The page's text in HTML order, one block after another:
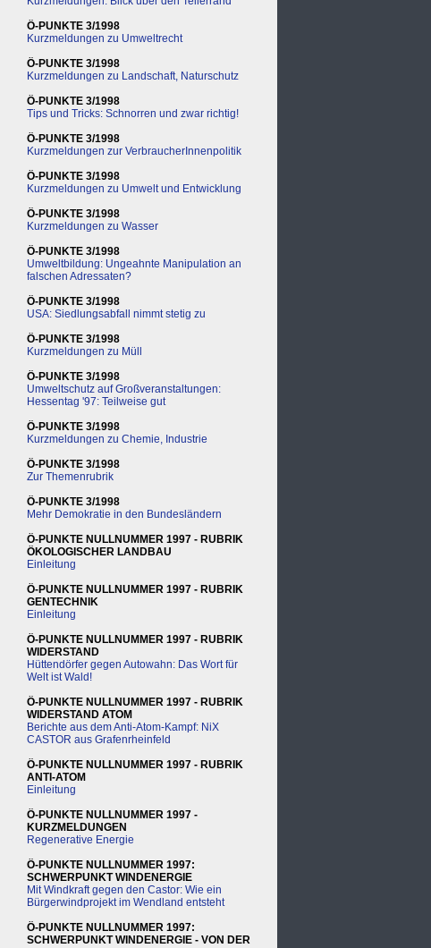
Ö-PUNKTE 3/1998
Kurzmeldungen zu Umweltrecht
Ö-PUNKTE 3/1998
Kurzmeldungen zu Landschaft, Naturschutz
Ö-PUNKTE 3/1998
Tips und Tricks: Schnorren und zwar richtig!
Ö-PUNKTE 3/1998
Kurzmeldungen zur VerbraucherInnenpolitik
Ö-PUNKTE 3/1998
Kurzmeldungen zu Umwelt und Entwicklung
Ö-PUNKTE 3/1998
Kurzmeldungen zu Wasser
Ö-PUNKTE 3/1998
Umweltbildung: Ungeahnte Manipulation an
falschen Adressaten?
Ö-PUNKTE 3/1998
USA: Siedlungsabfall nimmt stetig zu
Ö-PUNKTE 3/1998
Kurzmeldungen zu Müll
Ö-PUNKTE 3/1998
Umweltschutz auf Großveranstaltungen:
Hessentag '97: Teilweise gut
Ö-PUNKTE 3/1998
Kurzmeldungen zu Chemie, Industrie
Ö-PUNKTE 3/1998
Zur Themenrubrik
Ö-PUNKTE 3/1998
Mehr Demokratie in den Bundesländern
Ö-PUNKTE NULLNUMMER 1997 - RUBRIK
ÖKOLOGISCHER LANDBAU
Einleitung
Ö-PUNKTE NULLNUMMER 1997 - RUBRIK
GENTECHNIK
Einleitung
Ö-PUNKTE NULLNUMMER 1997 - RUBRIK
WIDERSTAND
Hüttendörfer gegen Autowahn: Das Wort für
Welt ist Wald!
Ö-PUNKTE NULLNUMMER 1997 - RUBRIK
WIDERSTAND ATOM
Berichte aus dem Anti-Atom-Kampf: NiX
CASTOR aus Grafenrheinfeld
Ö-PUNKTE NULLNUMMER 1997 - RUBRIK
ANTI-ATOM
Einleitung
Ö-PUNKTE NULLNUMMER 1997 -
KURZMELDUNGEN
Regenerative Energie
Ö-PUNKTE NULLNUMMER 1997:
SCHWERPUNKT WINDENERGIE
Mit Windkraft gegen den Castor: Wie ein
Bürgerwindprojekt im Wendland entsteht
Ö-PUNKTE NULLNUMMER 1997:
SCHWERPUNKT WINDENERGIE - VON DER